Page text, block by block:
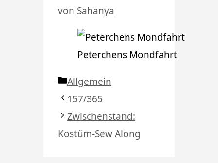
von Sahanya
Peterchens Mondfahrt
Kategorien
Allgemein
157/365
Zwischenstand:
Kostüm-Sew Along